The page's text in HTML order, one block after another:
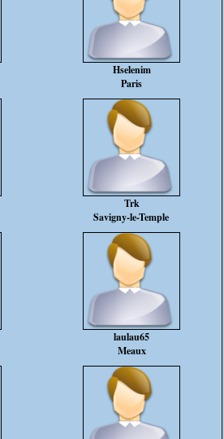
Hselenim
Paris
Trk
Savigny-le-Temple
laulau65
Meaux